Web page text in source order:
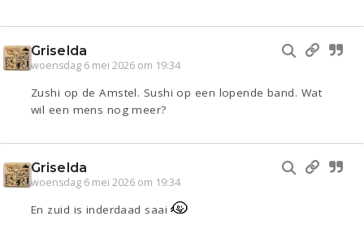
Griselda
woensdag 6 mei 2026 om 19:34
Zushi op de Amstel. Sushi op een lopende band. Wat
wil een mens nog meer?
Griselda
woensdag 6 mei 2026 om 19:34
En zuid is inderdaad saai